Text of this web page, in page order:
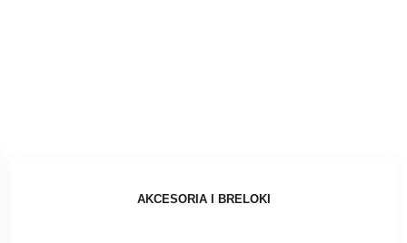
AKCESORIA I BRELOKI